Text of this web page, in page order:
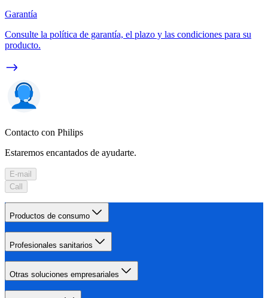
Garantía
Consulte la política de garantía, el plazo y las condiciones para su
producto.
Contacto con Philips
Estaremos encantados de ayudarte.
E-mail
Call
Productos de consumo
Profesionales sanitarios
Otras soluciones empresariales